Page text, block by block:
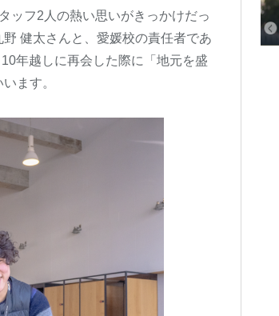
ッフ2人の熱い思いがきっかけだっ
健太さんと、愛媛校の責任者であ
年越しに再会した際に「地元を盛
ます。
人1泊2,000円を補助、築100年超の古民家に宿泊も
企業訪問や専門学生と交流、申し込みは7/27まで
ステム開発、県内IT企業やエンジニアとの交流も
ビゲートする新サービス「まち案内」が追加
リー層に魅力を発信、データや支援制度も充実
体に加え、能美市のソフトウェア開発会社も参戦
ンジニア募集のソフトウェア開発企業も複数参加
6/6には“人間関係”をテーマにオンラインツアー